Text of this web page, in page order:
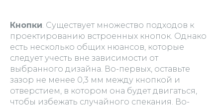
Кнопки . Существует множество подходов к
проектированию встроенных кнопок. Однако
есть несколько общих нюансов, которые
следует учесть вне зависимости от
выбранного дизайна. Во-первых, оставьте
зазор не менее 0,3 мм между кнопкой и
отверстием, в котором она будет двигаться,
чтобы избежать случайного спекания. Во-